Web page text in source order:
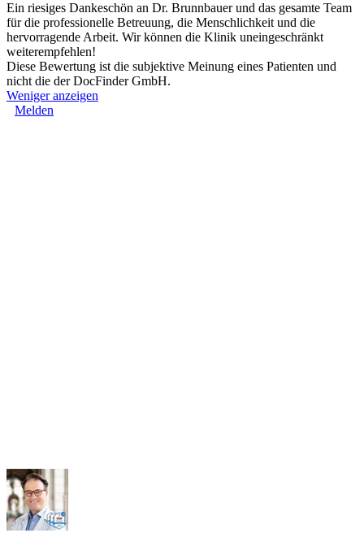
Ein riesiges Dankeschön an Dr. Brunnbauer und das gesamte Team
für die professionelle Betreuung, die Menschlichkeit und die
hervorragende Arbeit. Wir können die Klinik uneingeschränkt
weiterempfehlen!
Diese Bewertung ist die subjektive Meinung eines Patienten und
nicht die der DocFinder GmbH.
Weniger anzeigen
Melden